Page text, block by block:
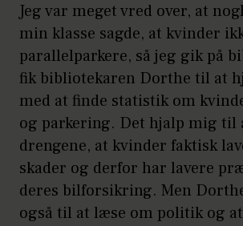
Jeg var meget vred over, at
min klasse sagde, at kvinder
parallelparkere, så jeg gik på
fik bibliotekaren Dorthe til at
med at finde statistik om
og parkering. Det hjalp mig til
drengene, at kvinder faktisk
skader og derfor har lavere
deres bilforsikring. Men
også til at læse om politik og